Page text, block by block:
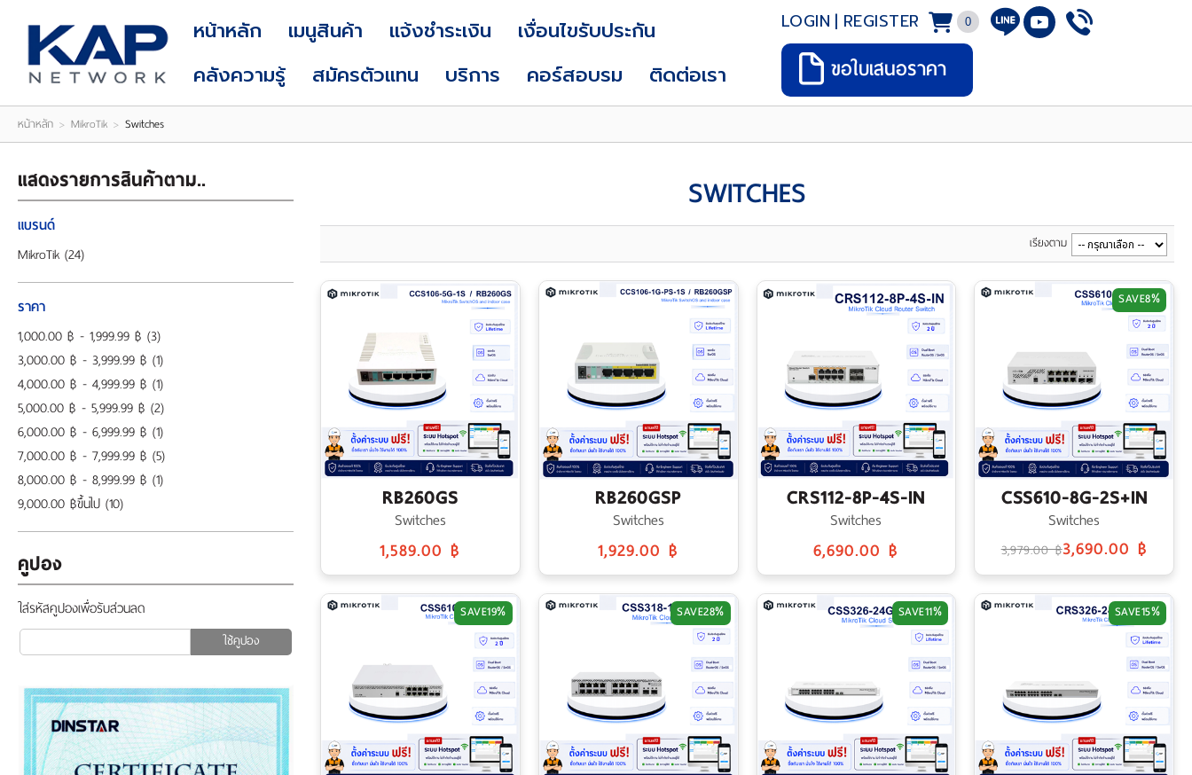
REGISTER
หน้าหลัก เมนูสินค้า แจ้งชำระเงิน
เงื่อนไขรับประกัน
คลังความรู้
สมัครตัวแทน บริการ คอร์สอบรม ติดต่อเรา
LOGIN | REGISTER 0
ขอใบเสนอราคา
หน้าหลัก > MikroTik > Switches
แสดงรายการสินค้าตาม..
แบรนด์
MikroTik (24)
ราคา
1,000.00 ฿ - 1,999.99 ฿ (3)
3,000.00 ฿ - 3,999.99 ฿ (1)
4,000.00 ฿ - 4,999.99 ฿ (1)
5,000.00 ฿ - 5,999.99 ฿ (2)
6,000.00 ฿ - 6,999.99 ฿ (1)
7,000.00 ฿ - 7,999.99 ฿ (5)
8,000.00 ฿ - 8,999.99 ฿ (1)
9,000.00 ฿ขึ้นไป (10)
คูปอง
ใส่รหัสคูปองเพื่อรับส่วนลด
ใช้คูปอง
SWITCHES
เรียงตาม
RB260GS
Switches
1,589.00 ฿
RB260GSP
Switches
1,929.00 ฿
CRS112-8P-4S-IN
Switches
6,690.00 ฿
CSS610-8G-2S+IN
Switches
3,979.00 ฿3,690.00 ฿
SAVE8%
SAVE19% SAVE28% SAVE11% SAVE15%